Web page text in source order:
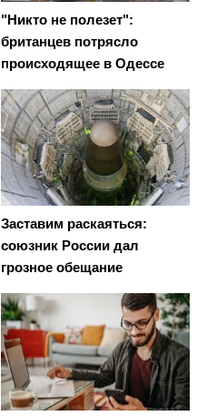
"Никто не полезет":
британцев потрясло
происходящее в Одессе
Заставим раскаяться:
союзник России дал
грозное обещание